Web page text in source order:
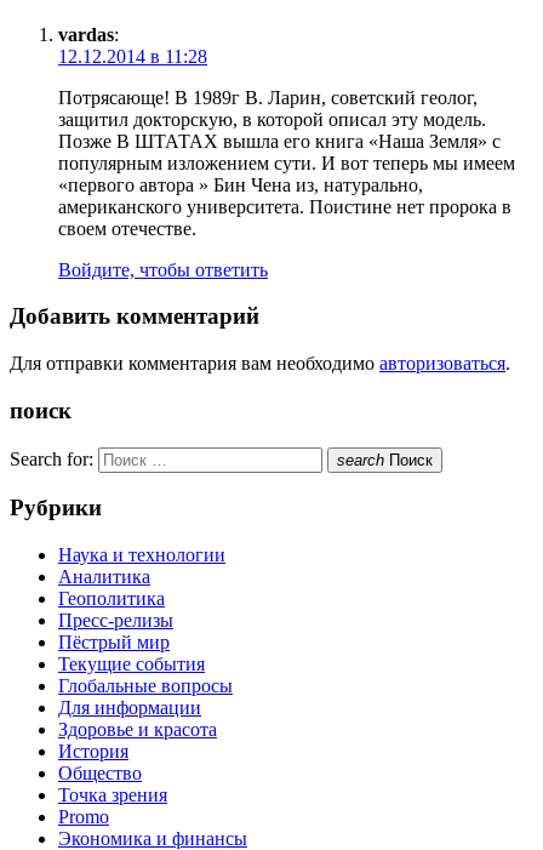
vardas:
12.12.2014 в 11:28
Потрясающе! В 1989г В. Ларин, советский геолог,
защитил докторскую, в которой описал эту модель.
Позже В ШТАТАХ вышла его книга «Наша Земля» с
популярным изложением сути. И вот теперь мы имеем
«первого автора » Бин Чена из, натурально,
американского университета. Поистине нет пророка в
своем отечестве.
Войдите, чтобы ответить
Добавить комментарий
Для отправки комментария вам необходимо авторизоваться.
поиск
Search for: search Поиск
Рубрики
Наука и технологии
Аналитика
Геополитика
Пресс-релизы
Пёстрый мир
Текущие события
Глобальные вопросы
Для информации
Здоровье и красота
История
Общество
Точка зрения
Promo
Экономика и финансы